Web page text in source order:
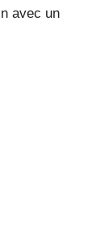
avec un